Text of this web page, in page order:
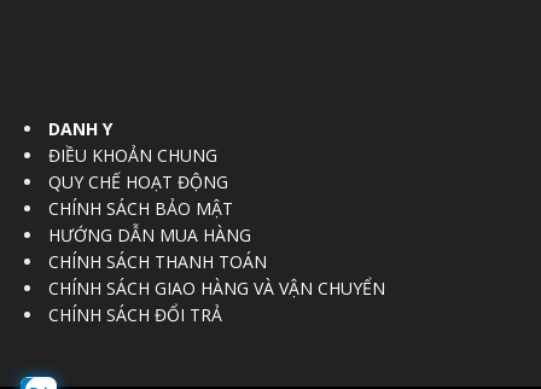
DANH Y
ĐIỀU KHOẢN CHUNG
QUY CHẾ HOẠT ĐỘNG
CHÍNH SÁCH BẢO MẬT
HƯỚNG DẪN MUA HÀNG
CHÍNH SÁCH THANH TOÁN
CHÍNH SÁCH GIAO HÀNG VÀ VẬN CHUYỂN
CHÍNH SÁCH ĐỔI TRẢ